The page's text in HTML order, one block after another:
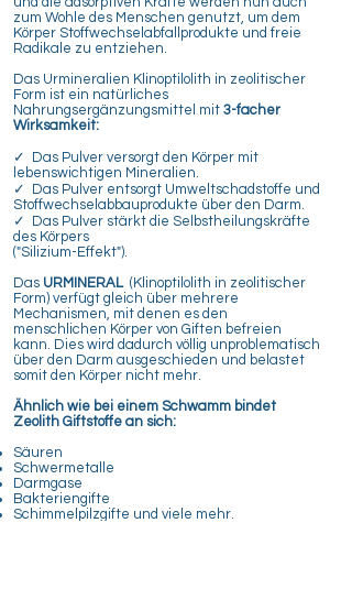
zum Wohle des Menschen genutzt, um dem
Körper Stoffwechselabfallprodukte und freie
Radikale zu entziehen.
Das Urmineralien Klinoptilolith in zeolitischer
Form ist ein natürliches
Nahrungsergänzungsmittel mit 3-facher
Wirksamkeit:
✓ Das Pulver versorgt den Körper mit
lebenswichtigen Mineralien.
✓ Das Pulver entsorgt Umweltschadstoffe und
Stoffwechselabbauprodukte über den Darm.
✓ Das Pulver stärkt die Selbstheilungskräfte
des Körpers
("Silizium-Effekt").
Das URMINERAL (Klinoptilolith in zeolitischer
Form)​ verfügt gleich über mehrere
Mechanismen, mit denen es den
menschlichen Körper von Giften befreien
kann. Dies wird dadurch völlig unproblematisch
über den Darm ausgeschieden und belastet
somit den Körper nicht mehr.
Ähnlich wie bei einem Schwamm bindet
Zeolith Giftstoffe an sich:
Säuren
Schwermetalle
Darmgase
Bakteriengifte
Schimmelpilzgifte und viele mehr.